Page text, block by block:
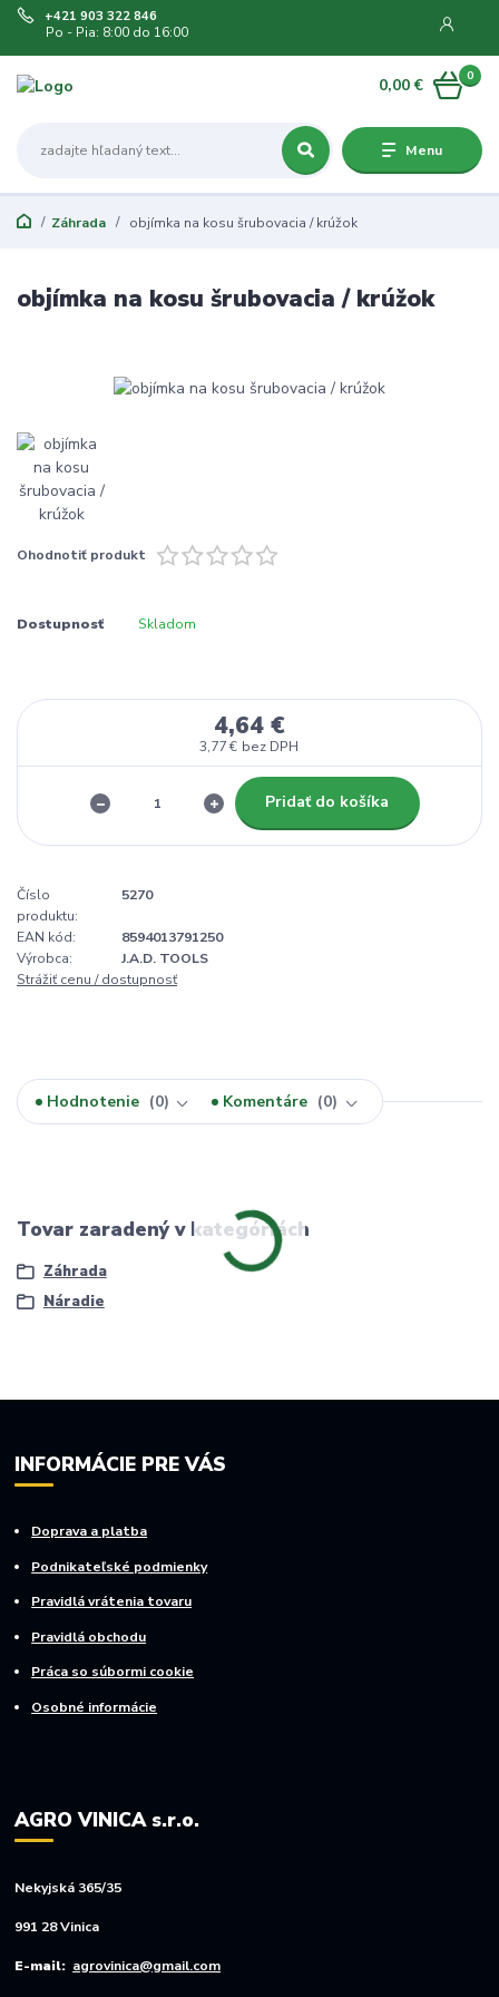
Menu
+421 903 322 846
Po - Pia: 8:00 do 16:00
0
0,00 €
Záhrada objímka na kosu šrubovacia / krúžok
objímka na kosu šrubovacia / krúžok
Ohodnotiť produkt
Dostupnosť Skladom
4,64 €
3,77 € bez DPH
Pridať do košíka
Číslo
produktu:
5270
EAN kód:
8594013791250
Výrobca:
J.A.D. TOOLS
Strážiť cenu / dostupnosť
Hodnotenie 0 Komentáre 0
Tovar zaradený v kategóriách
Záhrada
Náradie
INFORMÁCIE PRE VÁS
Doprava a platba
Podnikateľské podmienky
Pravidlá vrátenia tovaru
Pravidlá obchodu
Práca so súbormi cookie
Osobné informácie
AGRO VINICA s.r.o.
Nekyjská 365/35
991 28 Vinica
E-mail: agrovinica@gmail.com